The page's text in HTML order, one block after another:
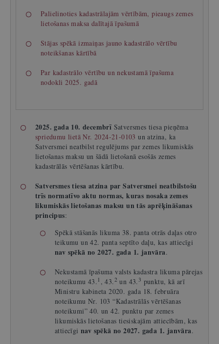
Palielinoties kadastrālajām vērtībām, pieaugs zemes
lietošanas maksa dalītajā īpašumā
Stājas spēkā izmaiņas jauno kadastrālo vērtību
noteikšanas kārtībā
Par kadastrālo vērtību un nekustamā īpašuma
nodokli 2025. gadā
2025. gada 10. decembrīSatversmes tiesa pieņēma
spriedumu lietā Nr. 2024-21-0103 un atzina, ka
Satversmei neatbilst regulējums par zemes likumiskās
lietošanas maksu un šādā lietošanā esošās zemes
kadastrālās vērtēšanas kārtību.
Satversmes tiesa atzina par Satversmei neatbilstošu
trīs normatīvo aktu normas, kuras nosaka zemes
likumiskās lietošanas maksu un tās aprēķināšanas
principus:
Spēkā stāšanās likuma 38. panta otrās daļas otro
teikumu un 42. panta septīto daļu, kas attiecīgi
nav spēkā no 2027. gada 1. janvāra.
Nekustamā īpašuma valsts kadastra likuma pārejas
noteikumu 43. 1 , 43. 2 un 43. 3 punktu, kā arī
Ministru kabineta 2020. gada 18. februāra
noteikumu Nr. 103 “Kadastrālās vērtēšanas
noteikumi” 40. un 42. punktu par zemes
likumiskās lietošanas tiesiskajām attiecībām, kas
attiecīginav spēkā no 2027. gada 1. janvāra.